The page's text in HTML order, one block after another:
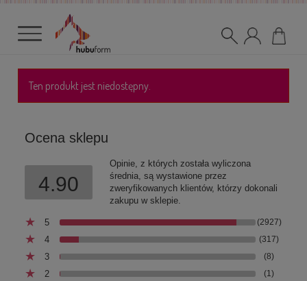
Ten produkt jest niedostępny.
Ocena sklepu
4.90
Opinie, z których została wyliczona
średnia, są wystawione przez
zweryfikowanych klientów, którzy dokonali
zakupu w sklepie.
5 (2927)
4 (317)
3 (8)
2 (1)